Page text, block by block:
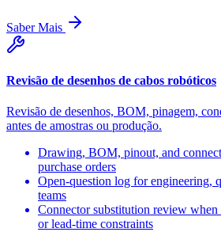
Saber Mais
Revisão de desenhos de cabos robóticos
Revisão de desenhos, BOM, pinagem,
antes de amostras ou produção.
Drawing, BOM, pinout, and
purchase orders
Open-question log for engineering,
teams
Connector substitution review
or lead-time constraints